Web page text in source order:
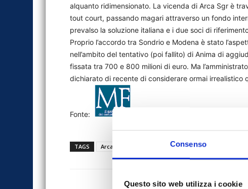
Consenso
Questo sito web utilizza i cookie
alquanto ridimensionato. La vicenda di Arca Sgr è
tout court, passando magari attraverso un fondo
prevalso la soluzione italiana e i due soci di
Proprio l’accordo tra Sondrio e Modena è stato
nell’ambito del tentativo (poi fallito) di Anima di
fissata tra 700 e 800 milioni di euro. Ma
dichiarato di recente di considerare ormai irrealistico
Fonte:
TAGS Arca sgr stampa